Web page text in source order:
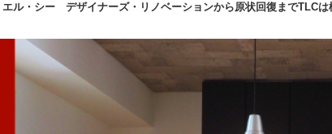
ル・シー デザイナーズ・リノベーションから原状回復までTLC